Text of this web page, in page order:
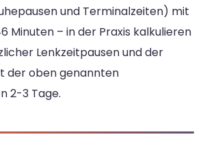
und Terminalzeiten) mit
Minuten – in der Praxis kalkulieren
Lenkzeitpausen und der
der oben genannten
2-3 Tage.